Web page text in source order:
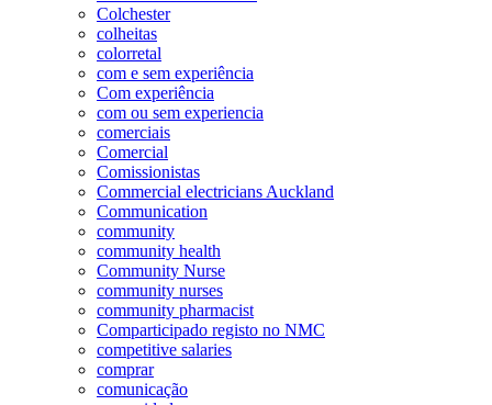
Colchester
colheitas
colorretal
com e sem experiência
Com experiência
com ou sem experiencia
comerciais
Comercial
Comissionistas
Commercial electricians Auckland
Communication
community
community health
Community Nurse
community nurses
community pharmacist
Comparticipado registo no NMC
competitive salaries
comprar
comunicação